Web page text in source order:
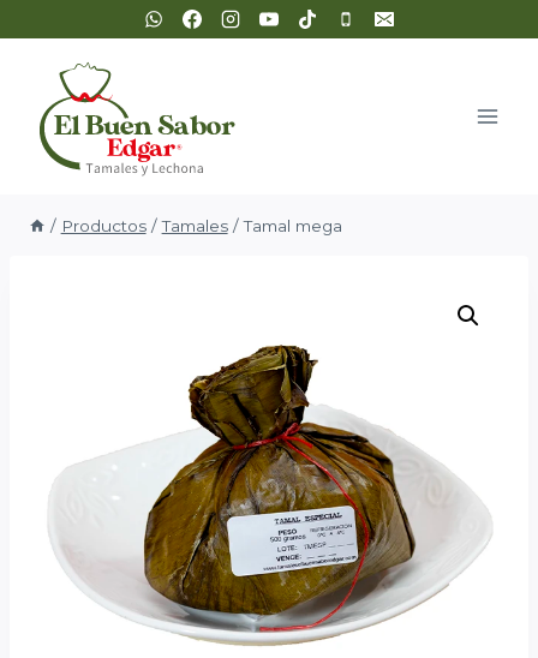
al
contenido
/ Productos / Tamales / Tamal mega